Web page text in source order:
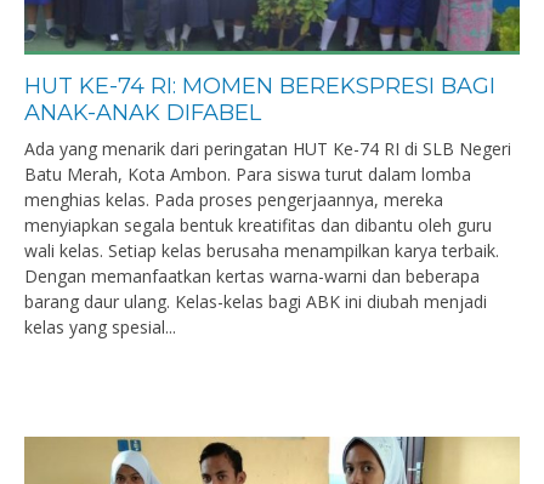
HUT KE-74 RI: MOMEN BEREKSPRESI BAGI
ANAK-ANAK DIFABEL
Ada yang menarik dari peringatan HUT Ke-74 RI di SLB Negeri
Batu Merah, Kota Ambon. Para siswa turut dalam lomba
menghias kelas. Pada proses pengerjaannya, mereka
menyiapkan segala bentuk kreatifitas dan dibantu oleh guru
wali kelas. Setiap kelas berusaha menampilkan karya terbaik.
Dengan memanfaatkan kertas warna-warni dan beberapa
barang daur ulang. Kelas-kelas bagi ABK ini diubah menjadi
kelas yang spesial...